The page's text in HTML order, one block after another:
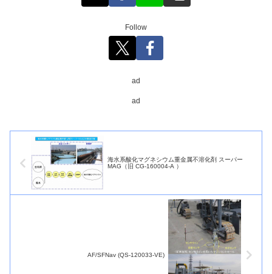
Follow
ad
ad
海水系酸化マグネシウム重金属不溶化剤 スーパー
MAG（旧 CG-160004-A ）
AF/SFNav (QS-120033-VE)